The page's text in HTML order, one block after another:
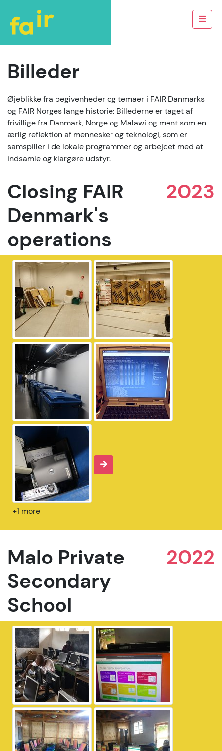
Billeder
Øjeblikke fra begivenheder og temaer i FAIR Danmarks
og FAIR Norges lange historie: Billederne er taget af
frivillige fra Danmark, Norge og Malawi og ment som en
ærlig reflektion af mennesker og teknologi, som er
samspiller i de lokale programmer og arbejdet med at
indsamle og klargøre udstyr.
2023
Closing FAIR
Denmark's
operations
+1 more
2022
Malo Private
Secondary
School